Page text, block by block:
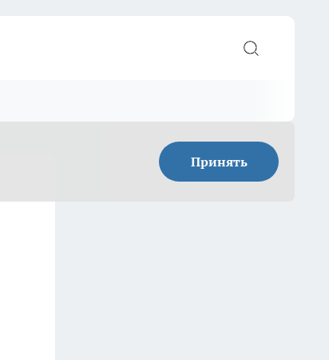
Принять